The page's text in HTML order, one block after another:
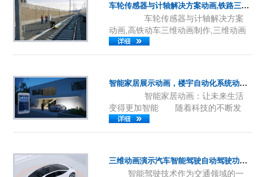
产品认知度、增强销售效果。以下是产
品动画视频的应用及其在当今市场中的
优势。 一、产品动画视频的优
势 ......
车轮传感器与计轴解决方案动画,铁路三维动画制作,济南工业机械原理动画制作公司
车轮传感器与计轴解决方案
动画,高铁动车三维动画制作,三维动画
在企业宣传片中有着广泛的应用，以下
是具体的介绍： 展示产品特
特点和优势，而三维动画可以通过精
确、生动的表现方式，将产品的特点和
优势进行全方位的展示和呈现。例如，
可以通过三维动画展示产品的设计、结
构、功能、材质等方面......
智能家居展示动画，楼宇自动化系统动画，智能家居虚拟可视化展示，三维动画制作
智能家居动画：让未来生活
变得更加智能 随着科技的不断发
展，智能家居的概念逐渐进入人们的视
野。而智能家居动画作为其中的一部
详细介绍智能家居动画的相关知识，以
及其在未来生活中的应用前景。
三维动画演示汽车智能驾驶自动驾驶功能-工业机械产品3D动画设计制作
智能驾驶技术作为交通领域的一